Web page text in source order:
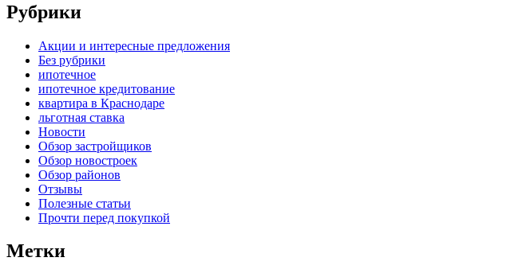
Рубрики
Акции и интересные предложения
Без рубрики
ипотечное
ипотечное кредитование
квартира в Краснодаре
льготная ставка
Новости
Обзор застройщиков
Обзор новостроек
Обзор районов
Отзывы
Полезные статьи
Прочти перед покупкой
Метки